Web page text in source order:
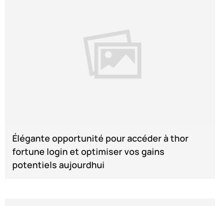
Élégante opportunité pour accéder à thor
fortune login et optimiser vos gains
potentiels aujourdhui